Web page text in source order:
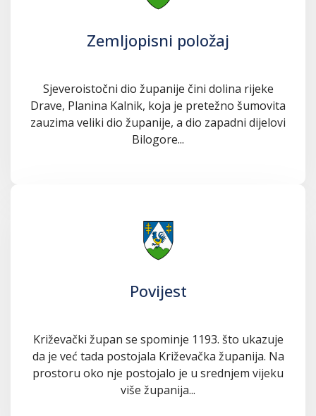
Zemljopisni položaj
Sjeveroistočni dio županije čini dolina rijeke
Drave, Planina Kalnik, koja je pretežno šumovita
zauzima veliki dio županije, a dio zapadni dijelovi
Bilogore...
Povijest
Križevački župan se spominje 1193. što ukazuje
da je već tada postojala Križevačka županija. Na
prostoru oko nje postojalo je u srednjem vijeku
više županija...